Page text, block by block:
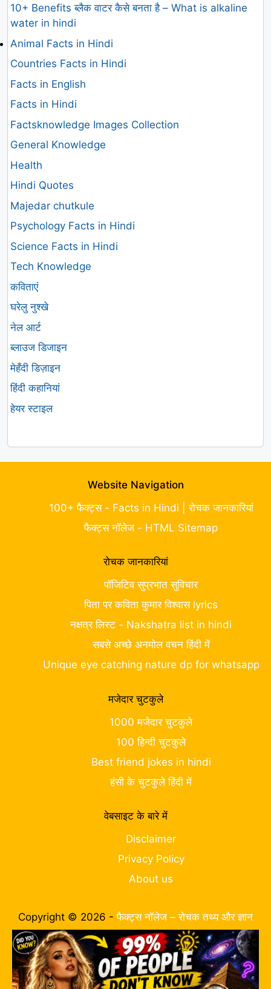
10+ Benefits ब्लैक वाटर कैसे बनता है – What is alkaline
water in hindi
Animal Facts in Hindi
Countries Facts in Hindi
Facts in English
Facts in Hindi
Factsknowledge Images Collection
General Knowledge
Health
Hindi Quotes
Majedar chutkule
Psychology Facts in Hindi
Science Facts in Hindi
Tech Knowledge
कविताएं
घरेलु नुश्खे
नेल आर्ट
ब्लाउज डिजाइन
मेहँदी डिज़ाइन
हिंदी कहानियां
हेयर स्टाइल
Website Navigation
100+ फैक्ट्स - Facts in Hindi | रोचक जानकारियां
फैक्ट्स नॉलेज - HTML Sitemap
रोचक जानकारियां
पॉजिटिव सुप्रभात सुविचार
पिता पर कविता कुमार विश्वास lyrics
नक्षत्र लिस्ट - Nakshatra list in hindi
सबसे अच्छे अनमोल वचन हिंदी में
Unique eye catching nature dp for whatsapp
मजेदार चुटकुले
1000 मजेदार चुटकुले
100 हिन्दी चुटकुले
Best friend jokes in hindi
हंसी के चुटकुले हिंदी में
वेबसाइट के बारे में
Disclaimer
Privacy Policy
About us
Copyright © 2026 -फैक्ट्स नॉलेज – रोचक तथ्य और ज्ञान